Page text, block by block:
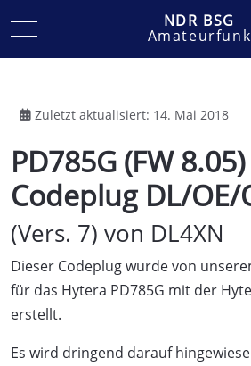
Mobile Menu Toggle NDR BSG
Amateurfunk
Zuletzt aktualisiert: 14. Mai 2018
PD785G (FW
Codeplug DL/OE/
(Vers. 7) von DL4XN
Dieser Codeplug wurde von
für das Hytera PD785G mit der
erstellt.
Es wird dringend darauf